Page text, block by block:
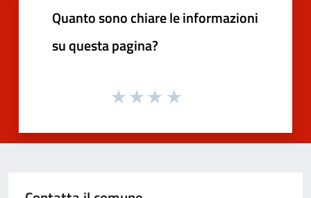
Quanto sono chiare le informazioni
su questa pagina?